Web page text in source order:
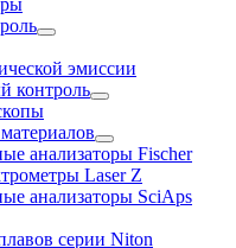
эмиссии
контроль
анализаторы Fischer
Laser Z
анализаторы SciAps
серии Niton